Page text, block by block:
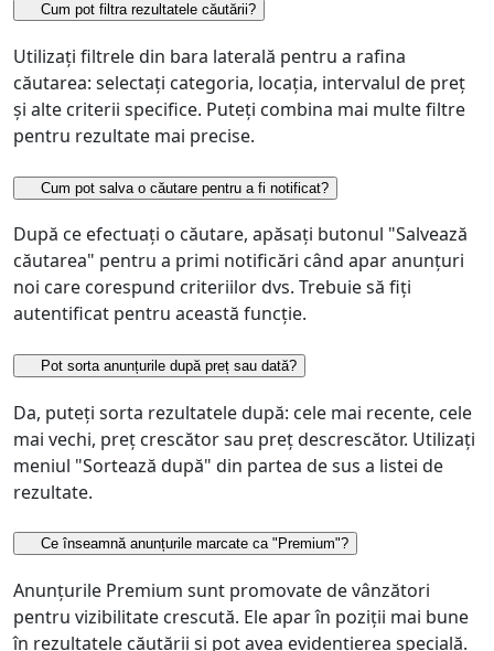
Cum pot filtra rezultatele căutării?
Utilizați filtrele din bara laterală pentru a rafina
căutarea: selectați categoria, locația, intervalul de preț
și alte criterii specifice. Puteți combina mai multe filtre
pentru rezultate mai precise.
Cum pot salva o căutare pentru a fi notificat?
După ce efectuați o căutare, apăsați butonul "Salvează
căutarea" pentru a primi notificări când apar anunțuri
noi care corespund criteriilor dvs. Trebuie să fiți
autentificat pentru această funcție.
Pot sorta anunțurile după preț sau dată?
Da, puteți sorta rezultatele după: cele mai recente, cele
mai vechi, preț crescător sau preț descrescător. Utilizați
meniul "Sortează după" din partea de sus a listei de
rezultate.
Ce înseamnă anunțurile marcate ca "Premium"?
Anunțurile Premium sunt promovate de vânzători
pentru vizibilitate crescută. Ele apar în poziții mai bune
în rezultatele căutării și pot avea evidențierea specială.